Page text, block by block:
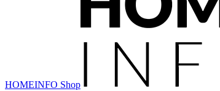
HOMEINFO Shop